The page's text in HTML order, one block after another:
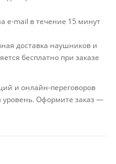
e-mail в течение 15 минут
доставка наушников и
бесплатно при заказе
и онлайн-переговоров
Оформите заказ —